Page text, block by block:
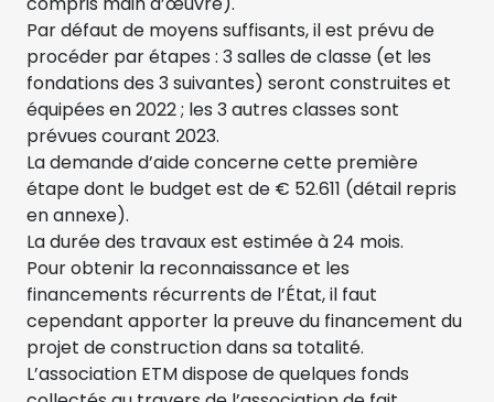
Par défaut de moyens suffisants, il est prévu de
procéder par étapes : 3 salles de classe (et les
fondations des 3 suivantes) seront construites et
équipées en 2022 ; les 3 autres classes sont
prévues courant 2023.
La demande d’aide concerne cette première
étape dont le budget est de € 52.611 (détail repris
en annexe).
La durée des travaux est estimée à 24 mois.
Pour obtenir la reconnaissance et les
financements récurrents de l’État, il faut
cependant apporter la preuve du financement du
projet de construction dans sa totalité.
L’association ETM dispose de quelques fonds